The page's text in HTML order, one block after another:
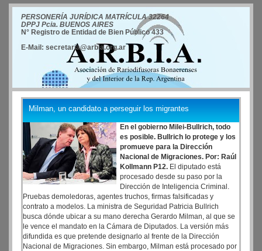
PERSONERÍA JURÍDICA MATRÍCULA 32264
DPPJ Pcia. BUENOS AIRES
N° Registro de Entidad de Bien Público 433
E-Mail: secretaria@arbia.org.ar
Milman, un candidato a perseguir los migrantes
En el gobierno Milei-Bullrich, todo
es posible. Bullrich lo protege y los
promueve para la Dirección
Nacional de Migraciones. Por: Raúl
Kollmann P12. El diputado está
procesado desde su paso por la
Dirección de Inteligencia Criminal.
Pruebas demoledoras, agentes truchos, firmas falsificadas y
contrato a modelos. La ministra de Seguridad Patricia Bullrich
busca dónde ubicar a su mano derecha Gerardo Milman, al que se
le vence el mandato en la Cámara de Diputados. La versión más
difundida es que pretende designarlo al frente de la Dirección
Nacional de Migraciones. Sin embargo, Milman está procesado por